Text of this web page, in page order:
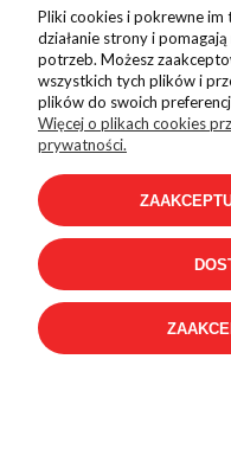
Czapka Alpha
Navy
Pliki cookies i pokrewne
działanie strony i
potrzeb. Możesz
wszystkich tych plików i
plików do swoich
Więcej o plikach cookies
prywatności.